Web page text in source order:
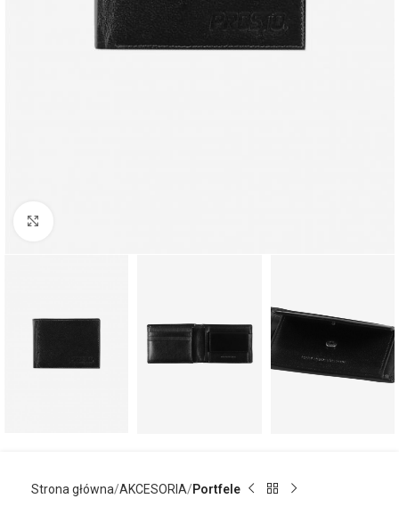
Strona główna AKCESORIA Portfele